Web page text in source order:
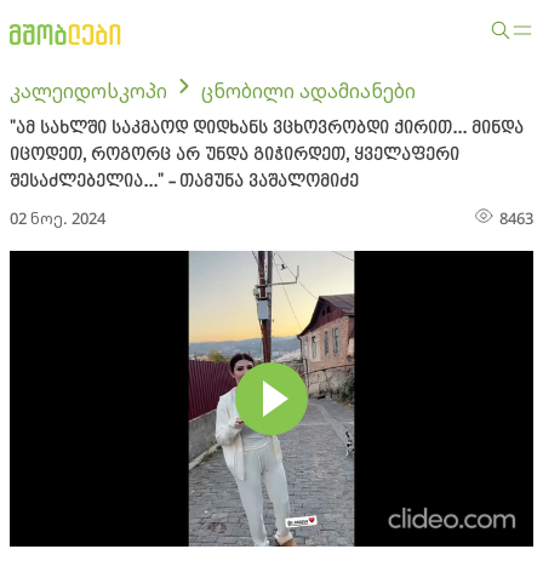
კალეიდოსკოპი ცნობილი ადამიანები
"ამ სახლში საკმაოდ დიდხანს ვცხოვრობდი ქირით... მინდა
იცოდეთ, როგორც არ უნდა გიჭირდეთ, ყველაფერი
შესაძლებელია..." - თამუნა ვაშალომიძე
02 ნოე. 2024 8463